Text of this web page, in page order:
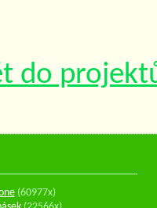
do
(60977x)